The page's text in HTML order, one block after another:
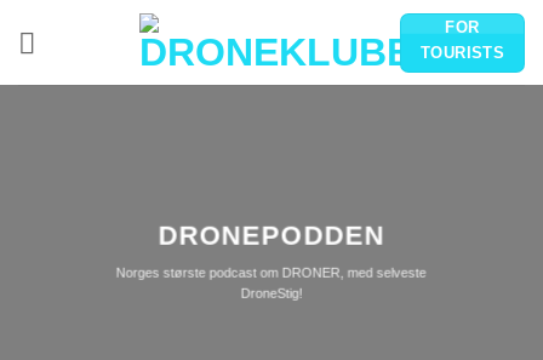
FOR
TOURISTS
DRONEPODDEN
Norges største podcast om DRONER, med selveste
DroneStig!